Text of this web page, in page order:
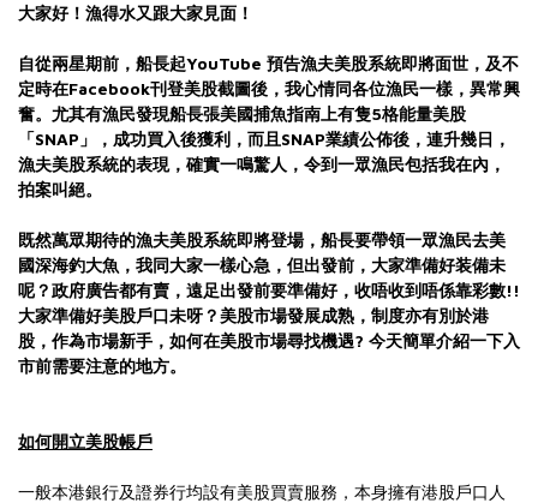
大家好！漁得水又跟大家見面！
自從兩星期前，船長起YouTube 預告漁夫美股系統即將面世，及不
定時在Facebook刊登美股截圖後，我心情同各位漁民一樣，異常興
奮。尤其有漁民發現船長張美國捕魚指南上有隻5格能量美股
「SNAP」，成功買入後獲利，而且SNAP業績公佈後，連升幾日，
漁夫美股系統的表現，確實一鳴驚人，令到一眾漁民包括我在內，
拍案叫絕。
既然萬眾期待的漁夫美股系統即將登場，船長要帶領一眾漁民去美
國深海釣大魚，我同大家一樣心急，但出發前，大家準備好装備未
呢？政府廣告都有賣，遠足出發前要準備好，收唔收到唔係靠彩數!!
大家準備好美股戶口未呀？美股市場發展成熟，制度亦有別於港
股，作為市場新手，如何在美股市場尋找機遇? 今天簡單介紹一下入
市前需要注意的地方。
如何開立美股帳戶
一般本港銀行及證券行均設有美股買賣服務，本身擁有港股戶口人